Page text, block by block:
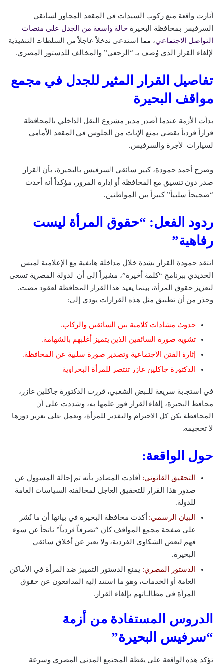
أثارت واقعة منع ركوب السيدات في المقعد المجاور لسائقي
السرفيس بمحافظة البحيرة حالة واسعة من الجدل على منصات
التواصل الاجتماعي، مما استدعى تدخلاً عاجلاً من السلطات التنفيذية
لإلغاء القرار الذي وُصف بـ “الرجعي” والمخالف للدستور المصري.
تفاصيل القرار المثير للجدل في مجمع
مواقف البحيرة
بدأت الأزمة عندما أصدر مدير مشروع النقل الداخلي بالمحافظة
قراراً فردياً يقضي بمنع الإناث من الجلوس في المقعد الأمامي
لسيارات الأجرة والسرفيس.
وصرح أحمد حمودة، كبير سائقي السرفيس بالبحيرة، بأن القرار
صدر دون تنسيق مع المحافظة أو إدارة المرور، مؤكداً أنه أحدث
“ضجيجاً سلبياً” كبيراً بين المواطنين.
ردود الفعل: “حقوق المرأة ليست
رفاهية”
انتقد حمودة القرار بشدة خلال مداخلة هاتفية مع الإعلامية لميس
الحديدي ببرنامج “كلمة أخيرة”، مشيراً إلى أن الدولة المصرية تسعى
لتعزيز حقوق المرأة، بينما يعيد هذا القرار المحافظة لعقود مضت.
وحذر من أن تطبيق مثل هذه القرارات يؤدي إلى:
حدوث مشادات كلامية بين السائقين والركاب.
تشويه صورة السائقين الذين يتميز أغلبهم بالشهامة.
إثارة الفتن الاجتماعية وتصدير صورة سلبية عن المحافظة.
الدكتورة جاكلين عازر تنتصر للمرأة البحراوية
في استجابة سريعة للنبض الشعبي، قررت الدكتورة جاكلين عازر،
محافظ البحيرة، إلغاء القرار فور علمها به، وشددت على أن
المحافظة تكن كل الاحترام والتقدير للمرأة، وتعمل على تعزيز دورها
لا تحجيمه.
حول الواقعة:
التحقيق القانوني: أفادت المصادر بأنه تم إحالة المسؤول عن
صدور هذا القرار للتحقيق العاجل لمخالفته السياسات العامة
للدولة.
البيان الرسمي: أكدت محافظة البحيرة في بيانها أن ما نُشر
على صفحة مجمع المواقف كان “تصرفاً فردياً” ناتجاً عن سوء
فهم لبعض الشكاوى الفردية، ولا يعبر عن أخلاق سائقي
البحيرة.
الدستور المصري: يمنع الدستور التمييز ضد المرأة في الأماكن
العامة أو الخدمات، وهو ما استند إليه المدافعون عن حقوق
المرأة في مطالباتهم بإلغاء القرار.
الدروس المستفادة من أزمة
“سرفيس البحيرة”
تؤكد هذه الواقعة على يقظة المجتمع المدني المصري وسرعة